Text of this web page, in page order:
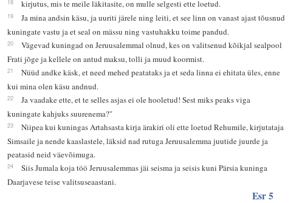
kirjutus, mis te meile läkitasite, on mulle selgesti ette loetud.
19
Ja mina andsin käsu, ja uuriti järele ning leiti, et see linn on vanast ajast tõusnud
kuningate vastu ja et seal on mässu ning vastuhakku toime pandud.
20
Vägevad kuningad on Jeruusalemmal olnud, kes on valitsenud kõikjal sealpool
Frati jõge ja kellele on antud maksu, tolli ja muud koormist.
21
Nüüd andke käsk, et need mehed peatataks ja et seda linna ei ehitata üles, enne
kui mina olen käsu andnud.
22
Ja vaadake ette, et te selles asjas ei ole hooletud! Sest miks peaks viga
kuningate kahjuks suurenema?"
23
Niipea kui kuningas Artahsasta kirja ärakiri oli ette loetud Rehumile, kirjutataja
Simsaile ja nende kaaslastele, läksid nad rutuga Jeruusalemma juutide juurde ja
peatasid neid väevõimuga.
24
Siis Jumala koja töö Jeruusalemmas jäi seisma ja seisis kuni Pärsia kuninga
Daarjavese teise valitsuseaastani.
Esr 5